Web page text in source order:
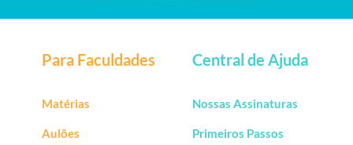
Para Faculdades
Matérias
Aulões
Central de Ajuda
Nossas Assinaturas
Primeiros Passos